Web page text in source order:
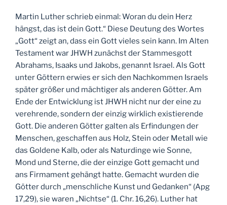
Martin Luther schrieb einmal: Woran du dein Herz
hängst, das ist dein Gott.“ Diese Deutung des Wortes
„Gott“ zeigt an, dass ein Gott vieles sein kann. Im Alten
Testament war JHWH zunächst der Stammesgott
Abrahams, Isaaks und Jakobs, genannt Israel. Als Gott
unter Göttern erwies er sich den Nachkommen Israels
später größer und mächtiger als anderen Götter. Am
Ende der Entwicklung ist JHWH nicht nur der eine zu
verehrende, sondern der einzig wirklich existierende
Gott. Die anderen Götter galten als Erfindungen der
Menschen, geschaffen aus Holz, Stein oder Metall wie
das Goldene Kalb, oder als Naturdinge wie Sonne,
Mond und Sterne, die der einzige Gott gemacht und
ans Firmament gehängt hatte. Gemacht wurden die
Götter durch „menschliche Kunst und Gedanken“ (Apg
17,29), sie waren „Nichtse“ (1. Chr. 16,26). Luther hat